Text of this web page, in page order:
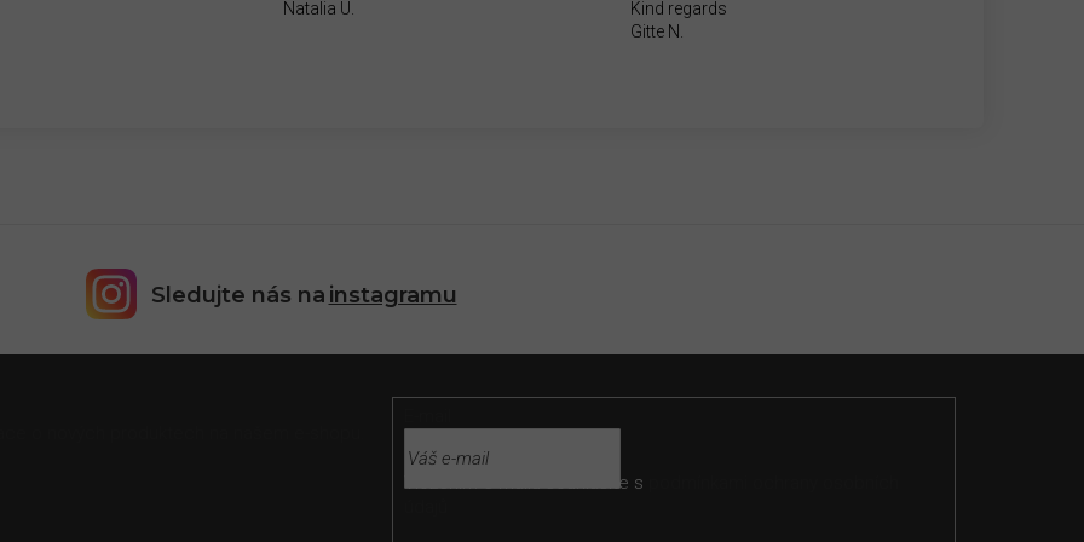
Natalia U.
Kind regards
Gitte N.
Sledujte nás na instagramu
Vložením e-mailu souhlasíte s